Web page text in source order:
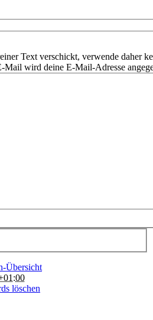
Text verschickt, verwende daher
wird deine E-Mail-Adresse
Übersicht
löschen